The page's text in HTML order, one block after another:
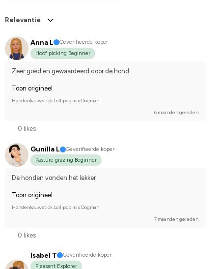
Relevantie
Anna L
Geverifieerde koper
Hoof picking Beginner
Zeer goed en gewaardeerd door de hond
Toon origineel
Hondenkauwstick Lollipop mix Dogman
6 maanden geleden
0 likes
Gunilla L
Geverifieerde koper
Pasture grazing Beginner
De honden vonden het lekker
Toon origineel
Hondenkauwstick Lollipop mix Dogman
7 maanden geleden
0 likes
Isabel T
Geverifieerde koper
Pleasant Explorer